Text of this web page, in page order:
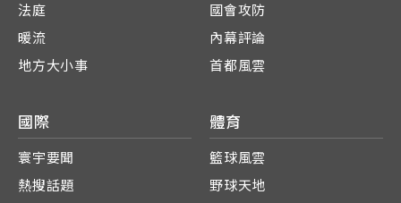
法庭
暖流
地方大小事
國會攻防
內幕評論
首都風雲
國際
寰宇要聞
熱搜話題
體育
籃球風雲
野球天地